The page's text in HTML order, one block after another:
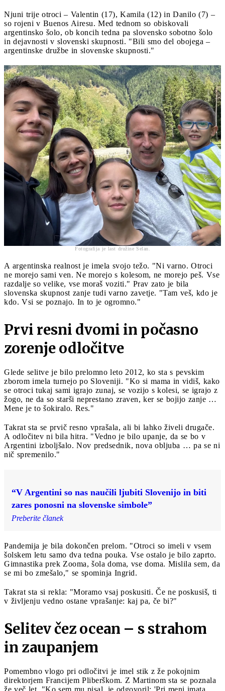
Njuni trije otroci – Valentin (17), Kamila (12) in Danilo (7) –
so rojeni v Buenos Airesu. Med tednom so obiskovali
argentinsko šolo, ob koncih tedna pa slovensko sobotno šolo
in dejavnosti v slovenski skupnosti. "Bili smo del obojega –
argentinske družbe in slovenske skupnosti."
Fotografija je last družine Selan.
A argentinska realnost je imela svojo težo. "Ni varno. Otroci
ne morejo sami ven. Ne morejo s kolesom, ne morejo peš. Vse
razdalje so velike, vse moraš voziti." Prav zato je bila
slovenska skupnost zanje tudi varno zavetje. "Tam veš, kdo je
kdo. Vsi se poznajo. In to je ogromno."
Prvi resni dvomi in počasno
zorenje odločitve
Glede selitve je bilo prelomno leto 2012, ko sta s pevskim
zborom imela turnejo po Sloveniji. "Ko si mama in vidiš, kako
se otroci tukaj sami igrajo zunaj, se vozijo s kolesi, se igrajo z
žogo, ne da so starši neprestano zraven, ker se bojijo zanje …
Mene je to šokiralo. Res."
Takrat sta se prvič resno vprašala, ali bi lahko živeli drugače.
A odločitev ni bila hitra. "Vedno je bilo upanje, da se bo v
Argentini izboljšalo. Nov predsednik, nova obljuba … pa se ni
nič spremenilo."
“V Argentini so nas naučili ljubiti Slovenijo in biti
zares ponosni na slovenske simbole”
Preberite članek
Pandemija je bila dokončen prelom. "Otroci so imeli v vsem
šolskem letu samo dva tedna pouka. Vse ostalo je bilo zaprto.
Gimnastika prek Zooma, šola doma, vse doma. Mislila sem, da
se mi bo zmešalo," se spominja Ingrid.
Takrat sta si rekla: "Moramo vsaj poskusiti. Če ne poskusiš, ti
v življenju vedno ostane vprašanje: kaj pa, če bi?"
Selitev čez ocean – s strahom
in zaupanjem
Pomembno vlogo pri odločitvi je imel stik z že pokojnim
direktorjem Francijem Pliberškom. Z Martinom sta se poznala
že več let. "Ko sem mu pisal, je odgovoril: 'Pri meni imata